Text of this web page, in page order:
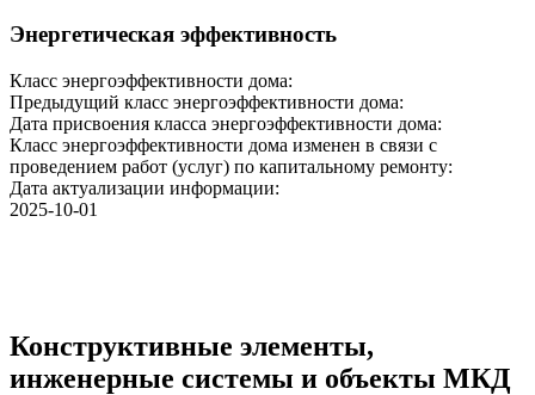
Энергетическая эффективность
Класс энергоэффективности дома:
Предыдущий класс энергоэффективности дома:
Дата присвоения класса энергоэффективности дома:
Класс энергоэффективности дома изменен в связи с
проведением работ (услуг) по капитальному ремонту:
Дата актуализации информации:
2025-10-01
Конструктивные элементы,
инженерные системы и объекты МКД